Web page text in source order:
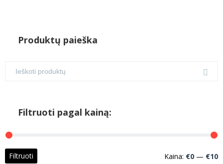
Produktų paieška
Filtruoti pagal kainą:
Filtruoti Kaina: €0 — €10